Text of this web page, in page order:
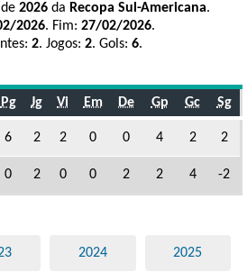
2026 da Recopa Sul-Americana.
2026. Fim: 27/02/2026.
2. Jogos: 2. Gols: 6.
Pg Jg Vi Em De Gp Gc Sg
6 2 2 0 0 4 2 2
0 2 0 0 2 2 4 -2
2024 2025